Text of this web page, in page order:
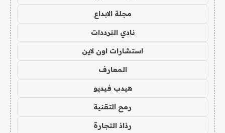
مجلة الابداع
نادي الترددات
استشارات اون لاين
المعارف
هيدب فيديو
رمح التقنية
رذاذ التجارة